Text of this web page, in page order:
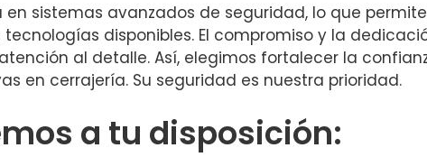
sistemas avanzados de seguridad, lo que
disponibles. El compromiso y la
al detalle. Así, elegimos fortalecer la
en cerrajería. Su seguridad es nuestra prioridad.
a tu disposición: